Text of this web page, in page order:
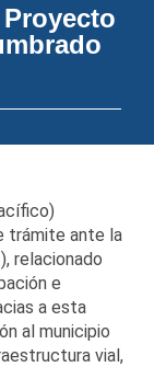
trámite ante la
relacionado
e
a esta
al municipio
vial,